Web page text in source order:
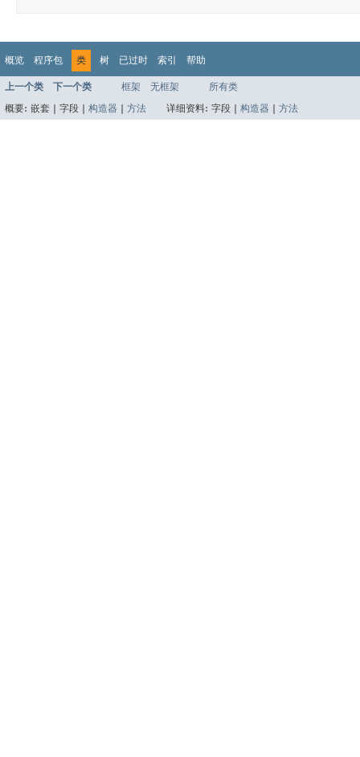
概览 程序包 类 树 已过时 索引 帮助
上一个类 下一个类 框架 无框架
所有类
概要: 嵌套 | 字段 | 构造器 方法 详细资料: 字段 | 构造器 方法